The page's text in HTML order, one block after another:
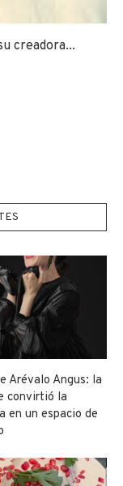
creadora...
Arévalo Angus: la
convirtió la
en un espacio de